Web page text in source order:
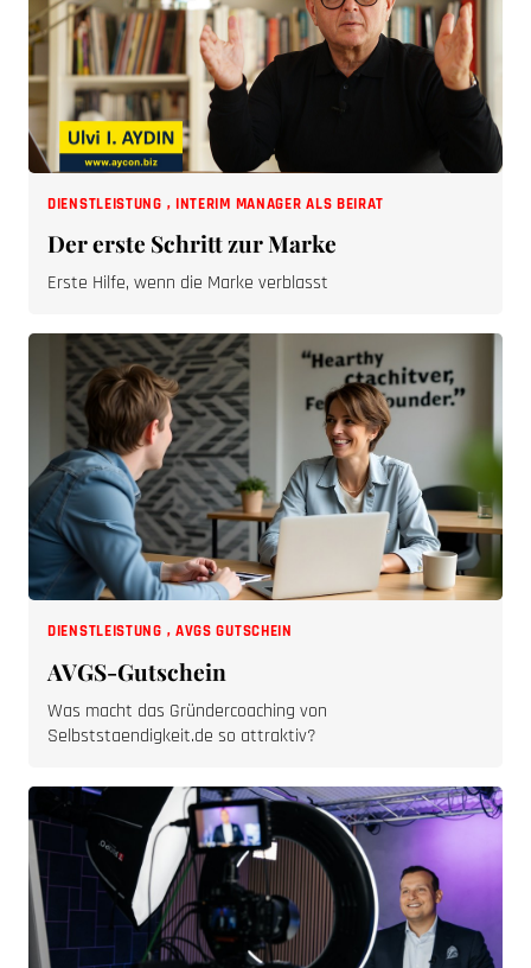
DIENSTLEISTUNG , INTERIM MANAGER ALS BEIRAT
Der erste Schritt zur Marke
Erste Hilfe, wenn die Marke verblasst
DIENSTLEISTUNG , AVGS GUTSCHEIN
AVGS-Gutschein
Was macht das Gründercoaching von
Selbststaendigkeit.de so attraktiv?